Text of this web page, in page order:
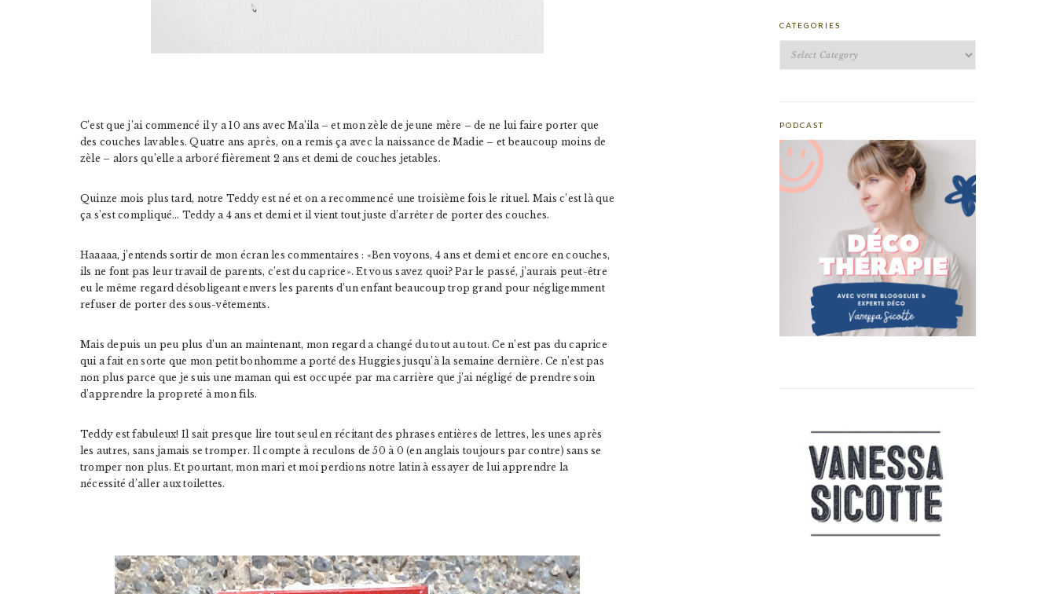
C’est que j’ai commencé il y a 10 ans avec Ma’ila – et mon zèle de jeune mère – de ne lui faire porter que
des couches lavables. Quatre ans après, on a remis ça avec la naissance de Madie – et beaucoup moins de
zèle – alors qu’elle a arboré fièrement 2 ans et demi de couches jetables.
Quinze mois plus tard, notre Teddy est né et on a recommencé une troisième fois le rituel. Mais c’est là que
ça s’est compliqué… Teddy a 4 ans et demi et il vient tout juste d’arrêter de porter des couches.
Haaaaa, j’entends sortir de mon écran les commentaires : «Ben voyons, 4 ans et demi et encore en couches,
ils ne font pas leur travail de parents, c’est du caprice». Et vous savez quoi? Par le passé, j’aurais peut-être
eu le même regard désobligeant envers les parents d’un enfant beaucoup trop grand pour négligemment
refuser de porter des sous-vêtements.
Mais depuis un peu plus d’un an maintenant, mon regard a changé du tout au tout. Ce n’est pas du caprice
qui a fait en sorte que mon petit bonhomme a porté des Huggies jusqu’à la semaine dernière. Ce n’est pas
non plus parce que je suis une maman qui est occupée par ma carrière que j’ai négligé de prendre soin
d’apprendre la propreté à mon fils.
Teddy est fabuleux! Il sait presque lire tout seul en récitant des phrases entières de lettres, les unes après
les autres, sans jamais se tromper. Il compte à reculons de 50 à 0 (en anglais toujours par contre) sans se
tromper non plus. Et pourtant, mon mari et moi perdions notre latin à essayer de lui apprendre la
nécessité d’aller aux toilettes.
CATEGORIES
PODCAST